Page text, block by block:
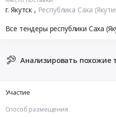
г. Якутск , Республика Саха
Все тендеры республики Саха
Анализировать похожие
Участие
Способ размещения